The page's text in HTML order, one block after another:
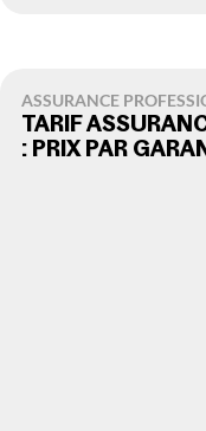
ASSURANCE
TARIF
: PRIX PAR